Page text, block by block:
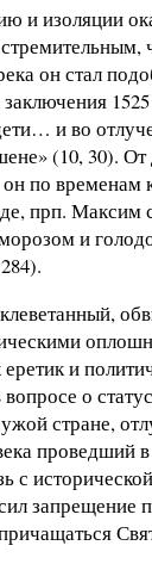
и изоляции
он стал
и во
(10, 30).
по временам
прп. Максим
и
и
о
стране,
проведший
с
запрещение